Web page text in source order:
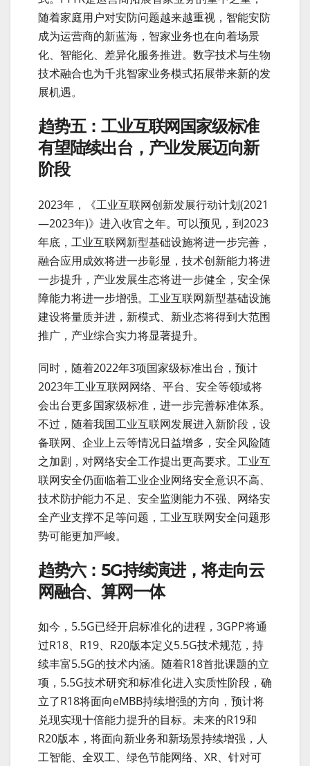
随着家庭用户对安防问题越来越重视，智能安防
成为运营商的新蓝海，智家业务也在向着场景
化、智能化、差异化服务推进。数字技术与生物
技术融合也为千兆智家业务模式拓展带来新的发
展机遇。
趋势五：工业互联网国家级标准
有望陆续出台，产业发展迈向新
阶段
2023年，《工业互联网创新发展行动计划(2021
—2023年)》进入收官之年。可以预见，到2023
年底，工业互联网新型基础设施将进一步完善，
融合应用成效将进一步彰显，技术创新能力将进
一步提升，产业发展生态将进一步健全，安全保
障能力将进一步增强。工业互联网新型基础设施
建设将量质并进，新模式、新业态将得到大范围
推广，产业综合实力将显著提升。
同时，随着2022年3项国家级标准出台，预计
2023年工业互联网网络、平台、安全等领域将
会出台更多国家级标准，进一步完善标准体系。
不过，随着我国工业互联网发展进入新阶段，设
备联网、企业上云等情况日益增多，安全风险随
之加剧，对网络安全工作提出更高要求。工业互
联网安全仍面临着工业企业网络安全意识不高、
技术防护能力不足、安全监测能力不强、网络安
全产业支撑不足等问题，工业互联网安全问题形
势可能更加严峻。
趋势六：5G持续演进，将走向云
网融合、算网一体
如今，5.5G已经开启标准化的进程，3GPP将通
过R18、R19、R20版本定义5.5G技术规范，持
续丰富5.5G的技术内涵。随着R18首批课题的立
项，5.5G技术研究和标准化进入实质性阶段，确
立了R18将面向eMBB持续增强的方向，预计将
兑现实现十倍能力提升的目标。未来的R19和
R20版本，将面向新业务和新场景持续增强，人
工智能、全双工、绿色节能网络、XR、针对可